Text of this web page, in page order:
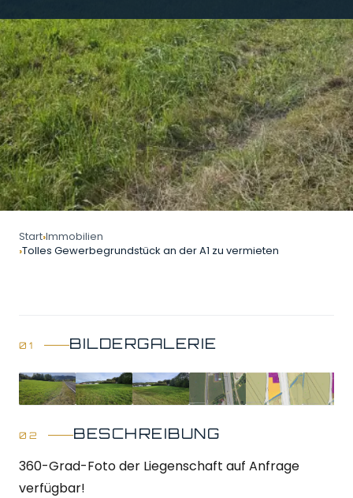
DATENSCHUTZ
Start Immobilien
Tolles Gewerbegrundstück an der A1 zu vermieten
BILDERGALERIE
GALERIE ÖFFNEN 6 Bilder
BESCHREIBUNG
360-Grad-Foto der Liegenschaft auf Anfrage
verfügbar!